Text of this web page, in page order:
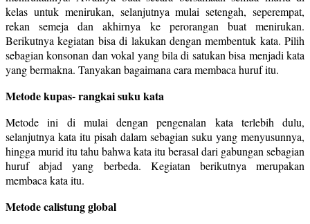
kelas untuk menirukan, selanjutnya mulai setengah, seperempat,
rekan semeja dan akhirnya ke perorangan buat menirukan.
Berikutnya kegiatan bisa di lakukan dengan membentuk kata. Pilih
sebagian konsonan dan vokal yang bila di satukan bisa menjadi kata
yang bermakna. Tanyakan bagaimana cara membaca huruf itu.
Metode kupas- rangkai suku kata
Metode ini di mulai dengan pengenalan kata terlebih dulu,
selanjutnya kata itu pisah dalam sebagian suku yang menyusunnya,
hingga murid itu tahu bahwa kata itu berasal dari gabungan sebagian
huruf abjad yang berbeda. Kegiatan berikutnya merupakan
membaca kata itu.
Metode calistung global